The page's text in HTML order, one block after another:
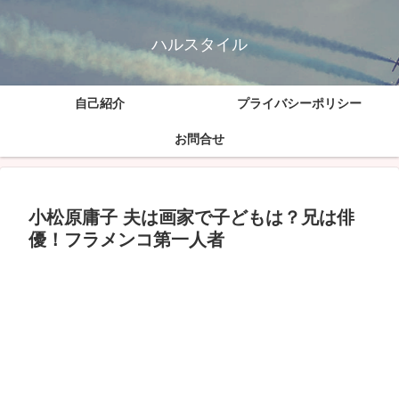
ハルスタイル
自己紹介 プライバシーポリシー
お問合せ
小松原庸子 夫は画家で子どもは？兄は俳
優！フラメンコ第一人者